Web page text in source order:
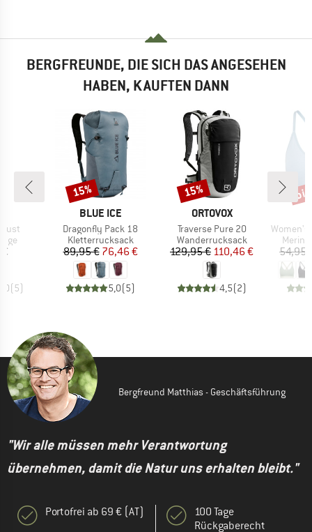
BERGFREUNDE, DIE SICH DAS ANGESEHEN
HABEN, KAUFTEN DANN
(5)
MARKE
BLUE ICE
Artikel
Dragonfly Pack 18
Produktgruppe
Kletterrucksack
Preis
89,95 €reduzierter Preis
76,46 €
5,0(5)
Rabatt
15%
MARKE
ORTOVOX
Artikel
Traverse Pure 20
Produktgruppe
Wanderrucksack
Preis
129,95 €reduzierter Preis
110,46 €
4,5(2)
Rabatt
15%
Artikel
Women's
54,95
Bergfreund Matthias - Geschäftsführung
"Wir alle müssen mehr Verantwortung
übernehmen, damit die Natur uns erhalten bleibt."
Portofrei ab 69 € (AT)
100 Tage
Rückgaberecht